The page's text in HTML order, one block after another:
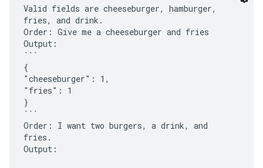
Valid fields are cheeseburger, hamburger,
fries, and drink.
Order: Give me a cheeseburger and fries
Output:
```
{
"cheeseburger": 1,
"fries": 1
}
```
Order: I want two burgers, a drink, and
fries.